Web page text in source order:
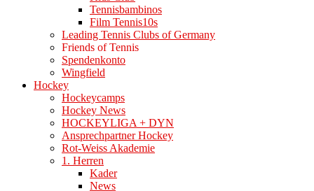
Tennisbambinos
Film Tennis10s
Leading Tennis Clubs of Germany
Friends of Tennis
Spendenkonto
Wingfield
Hockey
Hockeycamps
Hockey News
HOCKEYLIGA + DYN
Ansprechpartner Hockey
Rot-Weiss Akademie
1. Herren
Kader
News